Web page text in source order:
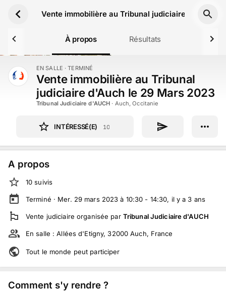
Vente immobilière au Tribunal judiciaire d'Auch le
À propos Résultats
TERMINÉ EN SALLE · TERMINÉ
Vente immobilière au Tribunal
judiciaire d'Auch le 29 Mars 2023
Tribunal Judiciaire d'AUCH · Auch, Occitanie
INTÉRESSÉ(E) 10
A propos
10 suivis
Terminé · Mer. 29 mars 2023 à 10:30 - 14:30, il y a 3 ans
Vente judiciaire organisée par Tribunal Judiciaire d'AUCH
En salle :Allées d'Etigny, 32000 Auch, France
Tout le monde peut participer
Comment s'y rendre ?